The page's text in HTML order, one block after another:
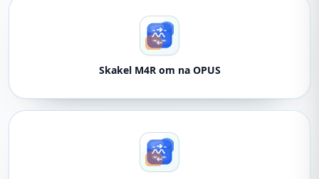
Skakel M4R om na OPUS